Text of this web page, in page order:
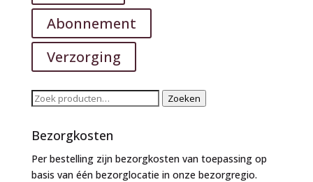
Abonnement
Verzorging
Zoeken
Zoeken
Bezorgkosten
Per bestelling zijn bezorgkosten van toepassing op
basis van één bezorglocatie in onze bezorgregio.